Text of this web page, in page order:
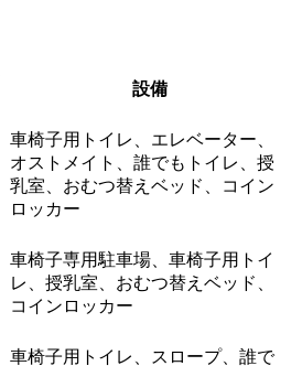
設備
車椅子用トイレ、 エレベーター、
オストメイト、 誰でもトイレ、 授
乳室、 おむつ替えベッド、
コイン
ロッカー
車椅子専用駐車場、 車椅子用トイ
レ、 授乳室、 おむつ替えベッド、
コインロッカー
車椅子用トイレ、 スロープ、 誰で